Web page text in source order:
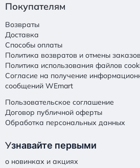
Покупателям
Возвраты
Доставка
Способы оплаты
Политика возвратов и отмены заказов
Политика использования файлов
Согласие на получение
сообщений WEmart
Пользовательское соглашение
Договор публичной оферты
Обработка персональных данных
Узнавайте первыми
о новинках и акциях